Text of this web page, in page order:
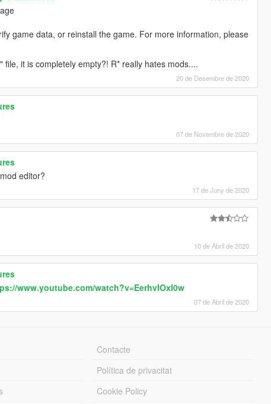
game data, or reinstall the game. For more information, please
it is completely empty?! R* really hates mods....
20 de Desembre de 2020
07 de Novembre de 2020
editor?
17 de Juny de 2020
10 de Abril de 2020
www.youtube.com/watch?v=EerhvIOxI0w
07 de Abril de 2020
Contacte
Política de privacitat
Cookie Policy